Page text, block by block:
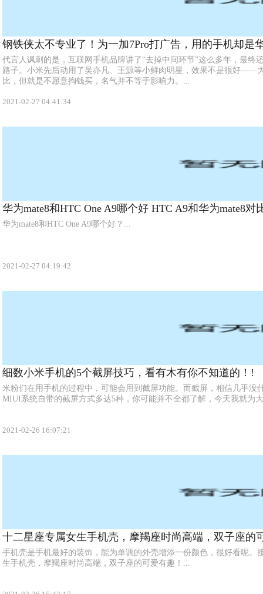
钢铁侠太不专业了！为一加7Pro打广告，用的手机却是
代言人讽刺的是，互联网手机品牌讲了“去掉中间环节”这么多年，最终
路子。小米先后动用了吴亦凡、王源等小鲜肉明星，效果不是很好——
比，但就是不愿意掏钱买，名气并不等于影响力。...
2021-02-27 04:41:34
华为mate8和HTC One A9哪个好 HTC A9和华为mate8对
华为mate8和HTC One A9哪个好？...
2021-02-27 04:19:42
细数小米手机的5个截屏技巧，看有木有你不知道的！!
米粉们在用手机的过程中，可能会用到截屏功能。而截屏，相信几乎没
MIUI系统自带的截屏方式多达5种，你可能并不全都了解，今天我就为
2021-02-26 16:07:21
十二星座专属女生手机壳，摩羯座时尚高端，双子座的
手机壳是手机最好的装饰，能为单调的外壳增添一份颜色，很好看呢。
生手机壳，摩羯座时尚高端，双子座的可爱有趣！...